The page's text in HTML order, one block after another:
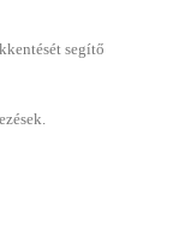
segítő